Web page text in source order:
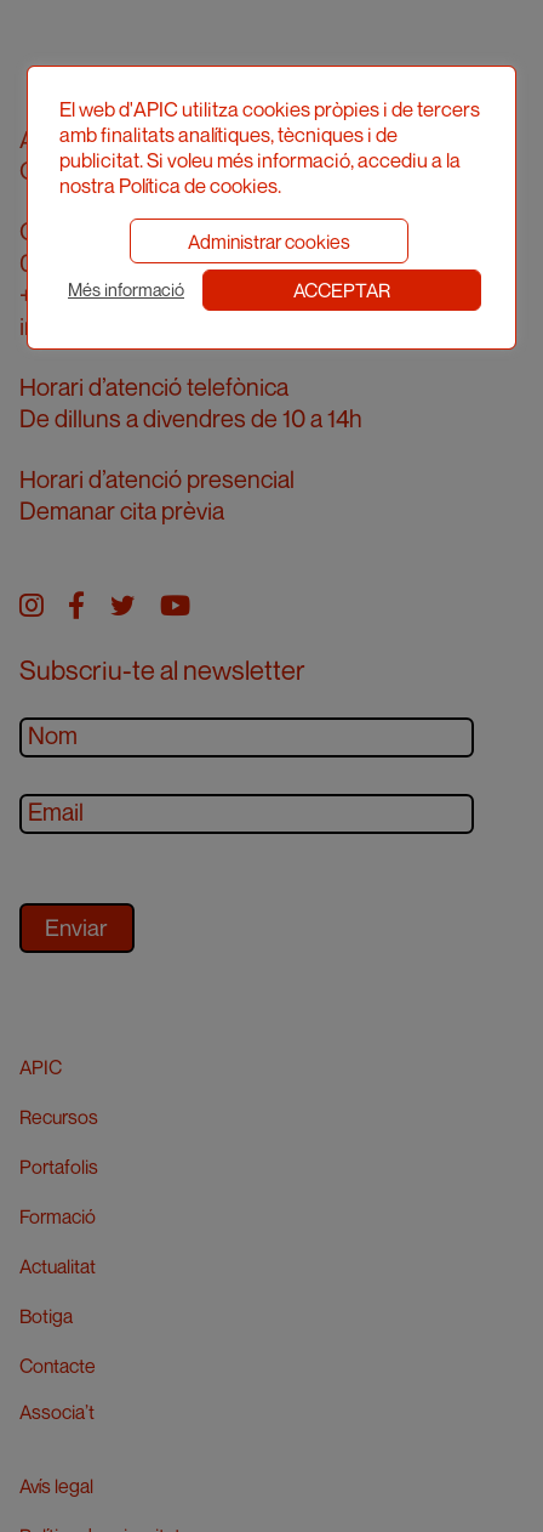
Associació Professional d’Il·lustradors de
Catalunya
Carrer Londres, 96, pral. 2a
08036 Barcelona
+34 934 161 474
info@apic.cat
Horari d’atenció telefònica
De dilluns a divendres de 10 a 14h
Horari d’atenció presencial
Demanar cita prèvia
Instagram
facebook
twitteryoutube
Subscriu-te al newsletter
APIC
Recursos
Portafolis
Formació
Actualitat
Botiga
Contacte
Associa’t
Avís legal
El web d'APIC utilitza cookies pròpies i de tercers
amb finalitats analítiques, tècniques i de
publicitat. Si voleu més informació, accediu a la
nostra Política de cookies.
Administrar cookies
Més informació ACCEPTAR